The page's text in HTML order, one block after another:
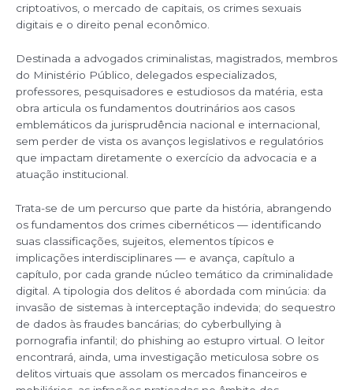
criptoativos, o mercado de capitais, os crimes sexuais
digitais e o direito penal econômico.
Destinada a advogados criminalistas, magistrados, membros
do Ministério Público, delegados especializados,
professores, pesquisadores e estudiosos da matéria, esta
obra articula os fundamentos doutrinários aos casos
emblemáticos da jurisprudência nacional e internacional,
sem perder de vista os avanços legislativos e regulatórios
que impactam diretamente o exercício da advocacia e a
atuação institucional.
Trata-se de um percurso que parte da história, abrangendo
os fundamentos dos crimes cibernéticos — identificando
suas classificações, sujeitos, elementos típicos e
implicações interdisciplinares — e avança, capítulo a
capítulo, por cada grande núcleo temático da criminalidade
digital. A tipologia dos delitos é abordada com minúcia: da
invasão de sistemas à interceptação indevida; do sequestro
de dados às fraudes bancárias; do cyberbullying à
pornografia infantil; do phishing ao estupro virtual. O leitor
encontrará, ainda, uma investigação meticulosa sobre os
delitos virtuais que assolam os mercados financeiros e